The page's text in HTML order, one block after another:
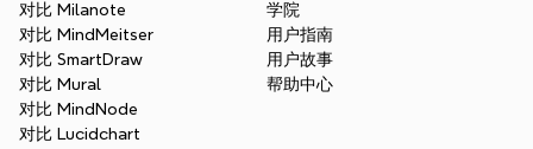
对比 Milanote
对比 MindMeitser
对比 SmartDraw
对比 Mural
对比 MindNode
对比 Lucidchart
学院
用户指南
用户故事
帮助中心